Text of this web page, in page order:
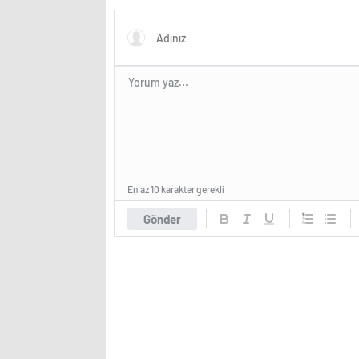
haber
ve
Gönder
En az 10 karakter gerekli